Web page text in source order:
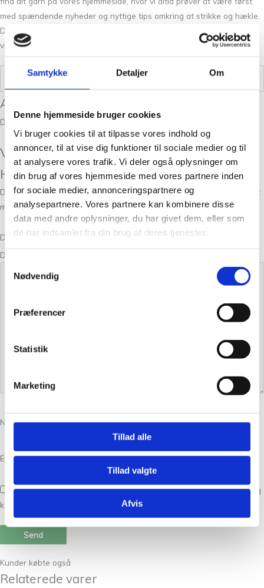
Samtykke Detaljer Om
Denne hjemmeside bruger cookies
Vi bruger cookies til at tilpasse vores indhold og
annoncer, til at vise dig funktioner til sociale medier og til
at analysere vores trafik. Vi deler også oplysninger om
din brug af vores hjemmeside med vores partnere inden
for sociale medier, annonceringspartnere og
analysepartnere. Vores partnere kan kombinere disse
data med andre oplysninger, du har givet dem, eller som
de har indsamlet fra din brug af deres tjenester.
Samtykkevalg
Nødvendig
Præferencer
Statistik
Marketing
Tillad alle
Tillad valgte
Afvis
med spændende nyheder og nyttige tips omkring at strikke og hækle.
Du er også meget velkommen til at deltage på vores workshops, som
vi afvikler fortrinsvis i efterår- og vinterperioden.
Vægt 0,05 kg
Anmeldelser
Der er endnu ikke nogle anmeldelser.
Vær den første til at anmelde “Peruvian
Highland Thyme 221”
Din e-mailadresse vil ikke blive publiceret. Krævede felter er markeret
med*
Din bedømmelse
Din anmeldelse
Navn*
E-mail*
Gem mit navn, mail og websted i denne browser til næste gang jeg
kommenterer.
Kunder købte også
Relaterede varer